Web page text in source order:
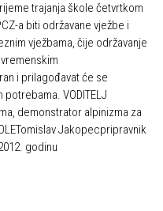
trajanja škole četvrtkom
a biti održavane vježbe i
vježbama, čije održavanje
i prilagođavat će se
VODITELJ
demonstrator alpinizma za
Jakopecpripravnik
godinu